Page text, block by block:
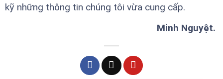
kỹ những thông tin chúng tôi vừa cung cấp.
Minh Nguyệt.